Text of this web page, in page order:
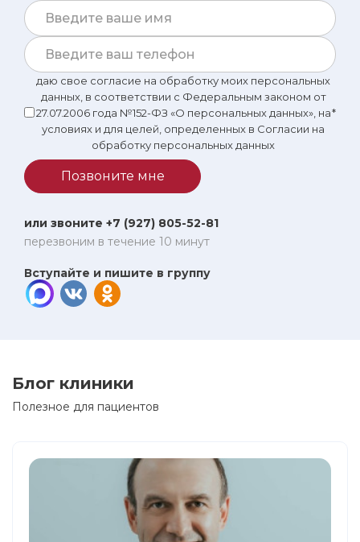
первый взгляд, я бы тоже могла посоветовать Цисану
Бессарионовну.
даю свое согласие на обработку моих персональных
данных, в соответствии с Федеральным законом от
27.07.2006 года №152-ФЗ «О персональных данных», на
условиях и для целей, определенных в Согласии на
обработку персональных данных
*
Позвоните мне
или звоните +7 (927) 805-52-81
перезвоним в течение 10 минут
Вступайте и пишите в группу
Блог клиники
Полезное для пациентов